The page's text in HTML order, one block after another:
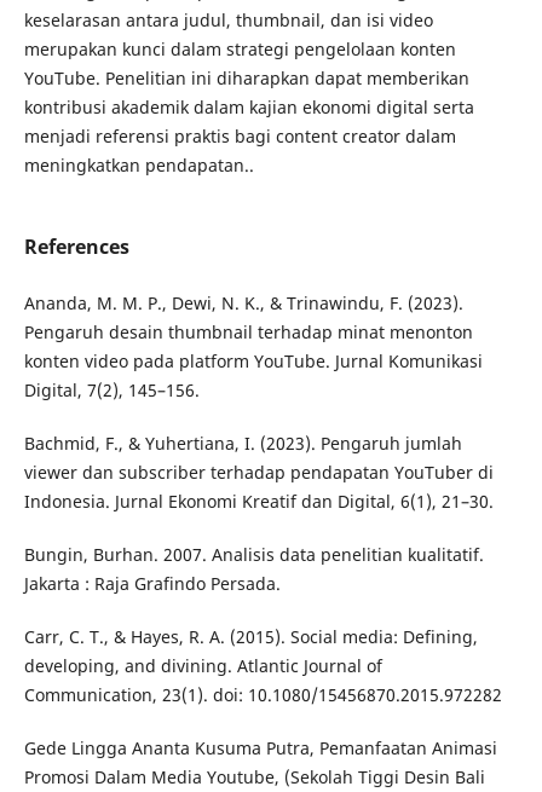
keselarasan antara judul, thumbnail, dan isi video
merupakan kunci dalam strategi pengelolaan konten
YouTube. Penelitian ini diharapkan dapat memberikan
kontribusi akademik dalam kajian ekonomi digital serta
menjadi referensi praktis bagi content creator dalam
meningkatkan pendapatan..
References
Ananda, M. M. P., Dewi, N. K., & Trinawindu, F. (2023).
Pengaruh desain thumbnail terhadap minat menonton
konten video pada platform YouTube. Jurnal Komunikasi
Digital, 7(2), 145–156.
Bachmid, F., & Yuhertiana, I. (2023). Pengaruh jumlah
viewer dan subscriber terhadap pendapatan YouTuber di
Indonesia. Jurnal Ekonomi Kreatif dan Digital, 6(1), 21–30.
Bungin, Burhan. 2007. Analisis data penelitian kualitatif.
Jakarta : Raja Grafindo Persada.
Carr, C. T., & Hayes, R. A. (2015). Social media: Defining,
developing, and divining. Atlantic Journal of
Communication, 23(1). doi: 10.1080/15456870.2015.972282
Gede Lingga Ananta Kusuma Putra, Pemanfaatan Animasi
Promosi Dalam Media Youtube, (Sekolah Tiggi Desin Bali